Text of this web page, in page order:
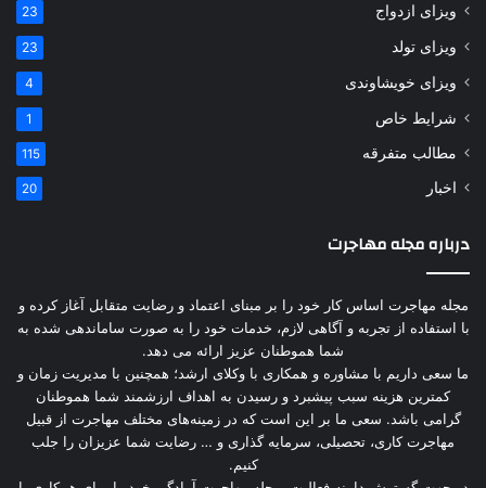
ویزای ازدواج 23
ویزای تولد 23
ویزای خویشاوندی 4
شرایط خاص 1
مطالب متفرقه 115
اخبار 20
درباره مجله مهاجرت
مجله مهاجرت اساس کار خود را بر مبنای اعتماد و رضایت متقابل آغاز کرده و
با استفاده از تجربه و آگاهی لازم، خدمات خود را به صورت ساماندهی شده به
شما هموطنان عزیز ارائه می دهد.
ما سعی داریم با مشاوره و همکاری با وکلای ارشد؛ همچنین با مدیریت زمان و
کمترین هزینه سبب پیشبرد و رسیدن به اهداف ارزشمند شما هموطنان
گرامی باشد. سعی ما بر این است که در زمینه‌های مختلف مهاجرت از قبیل
مهاجرت کاری، تحصیلی، سرمایه گذاری و … رضایت شما عزیزان را جلب
کنیم.